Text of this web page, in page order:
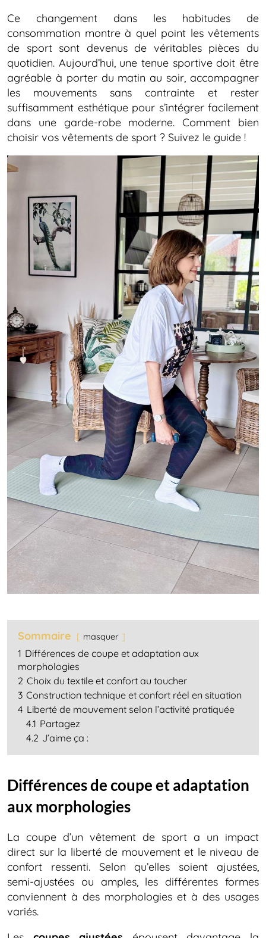
Ce changement dans les habitudes de
consommation montre à quel point les vêtements
de sport sont devenus de véritables pièces du
quotidien. Aujourd’hui, une tenue sportive doit être
agréable à porter du matin au soir, accompagner
les mouvements sans contrainte et rester
suffisamment esthétique pour s’intégrer facilement
dans une garde-robe moderne. Comment bien
choisir vos vêtements de sport ? Suivez le guide !
Sommaire masquer
1 Différences de coupe et adaptation aux
morphologies
2 Choix du textile et confort au toucher
3 Construction technique et confort réel en situation
4 Liberté de mouvement selon l’activité pratiquée
4.1 Partagez
4.2 J’aime ça :
Différences de coupe et adaptation
aux morphologies
La coupe d’un vêtement de sport a un impact
direct sur la liberté de mouvement et le niveau de
confort ressenti. Selon qu’elles soient ajustées,
semi-ajustées ou amples, les différentes formes
conviennent à des morphologies et à des usages
variés.